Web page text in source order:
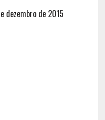
dezembro de 2015